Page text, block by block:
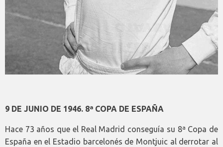
9 DE JUNIO DE 1946. 8ª COPA DE ESPAÑA
Hace 73 años que el Real Madrid conseguía su 8ª Copa de
España en el Estadio barcelonés de Montjuic al derrotar al